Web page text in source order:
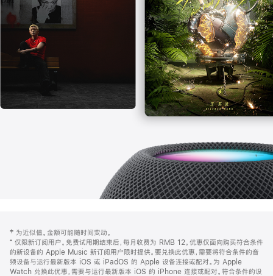
打
开)
页
页
脚
注
‡ 为近似值。金额可能随时间变动。
⁺ 仅限新订阅用户。免费试用期结束后，每月收费为 RMB 12。优惠仅面向购买符合条件
的新设备的 Apple Music 新订阅用户限时提供。要兑换此优惠，需要将符合条件的音
频设备与运行最新版本 iOS 或 iPadOS 的 Apple 设备连接或配对。为 Apple
Watch 兑换此优惠，需要与运行最新版本 iOS 的 iPhone 连接或配对。符合条件的设